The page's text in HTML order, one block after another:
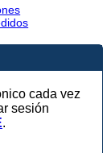
cada vez
sesión
.